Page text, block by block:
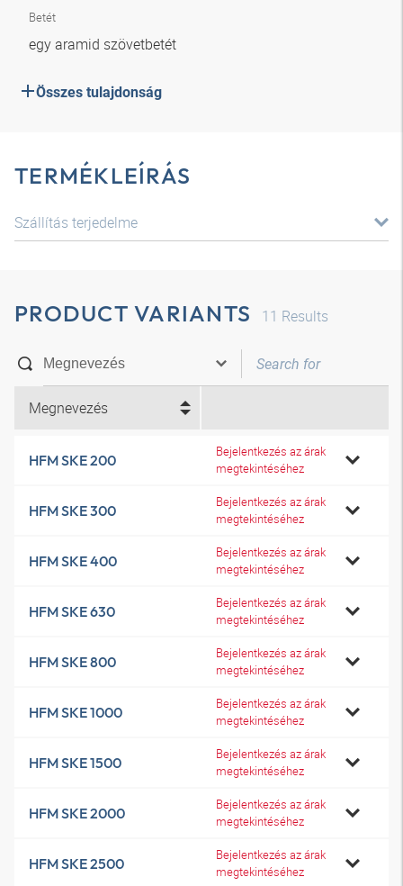
Betét
egy aramid szövetbetét
Összes tulajdonság
TERMÉKLEÍRÁS
Szállítás terjedelme
PRODUCT VARIANTS 11 Results
Megnevezés
HFM SKE 200
Bejelentkezés az árak
megtekintéséhez
HFM SKE 300
Bejelentkezés az árak
megtekintéséhez
HFM SKE 400
Bejelentkezés az árak
megtekintéséhez
HFM SKE 630
Bejelentkezés az árak
megtekintéséhez
HFM SKE 800
Bejelentkezés az árak
megtekintéséhez
HFM SKE 1000
Bejelentkezés az árak
megtekintéséhez
HFM SKE 1500
Bejelentkezés az árak
megtekintéséhez
HFM SKE 2000
Bejelentkezés az árak
megtekintéséhez
HFM SKE 2500
Bejelentkezés az árak
megtekintéséhez